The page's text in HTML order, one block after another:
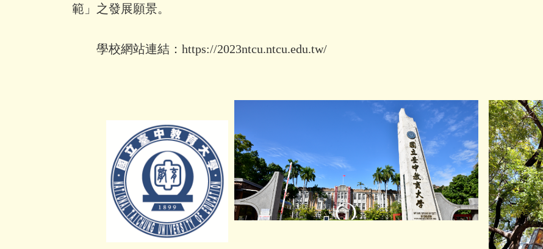
範」之發展願景。
學校網站連結： https://2023ntcu.ntcu.edu.tw/